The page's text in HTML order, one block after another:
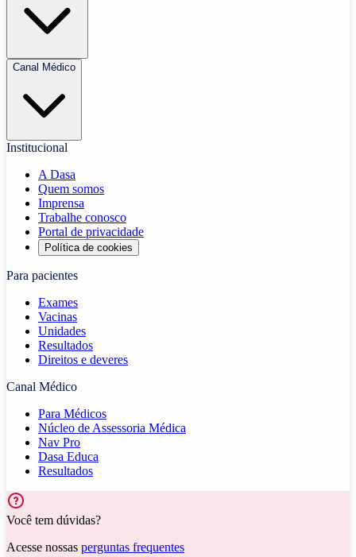
Canal Médico
Institucional
A Dasa
Quem somos
Imprensa
Trabalhe conosco
Portal de privacidade
Política de cookies
Para pacientes
Exames
Vacinas
Unidades
Resultados
Direitos e deveres
Canal Médico
Para Médicos
Núcleo de Assessoria Médica
Nav Pro
Dasa Educa
Resultados
Você tem dúvidas?
Acesse nossas perguntas frequentes